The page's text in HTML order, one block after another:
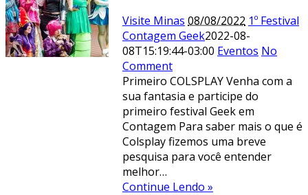
Visite Minas 08/08/2022 1º Festival
Contagem Geek2022-08-
08T15:19:44-03:00 Eventos No
Comment
Primeiro COLSPLAY Venha com a
sua fantasia e participe do
primeiro festival Geek em
Contagem Para saber mais o que é
Colsplay fizemos uma breve
pesquisa para você entender
melhor…
Continue Lendo »